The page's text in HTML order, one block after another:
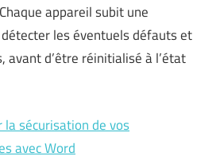
appareil subit une
les éventuels défauts et
avant d’être réinitialisé à l’état
la sécurisation de vos
avec Word